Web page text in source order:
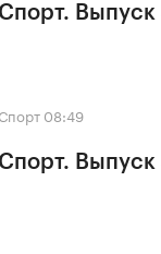
Спорт.
Спорт 08:49
Спорт.